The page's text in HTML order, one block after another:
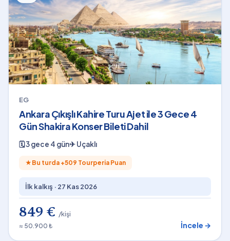
EG
Ankara Çıkışlı Kahire Turu Ajet ile 3 Gece 4
Gün Shakira Konser Bileti Dahil
🗓3 gece 4 gün✈Uçaklı
★ Bu turda +509 Tourperia Puan
İlk kalkış · 27 Kas 2026
849 € /kişi
≈ 50.900 ₺
İncele →